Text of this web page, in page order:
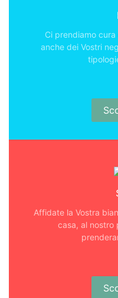
Ci prendiamo
anche dei Vostri
Affidate la Vostra
casa, al nostro